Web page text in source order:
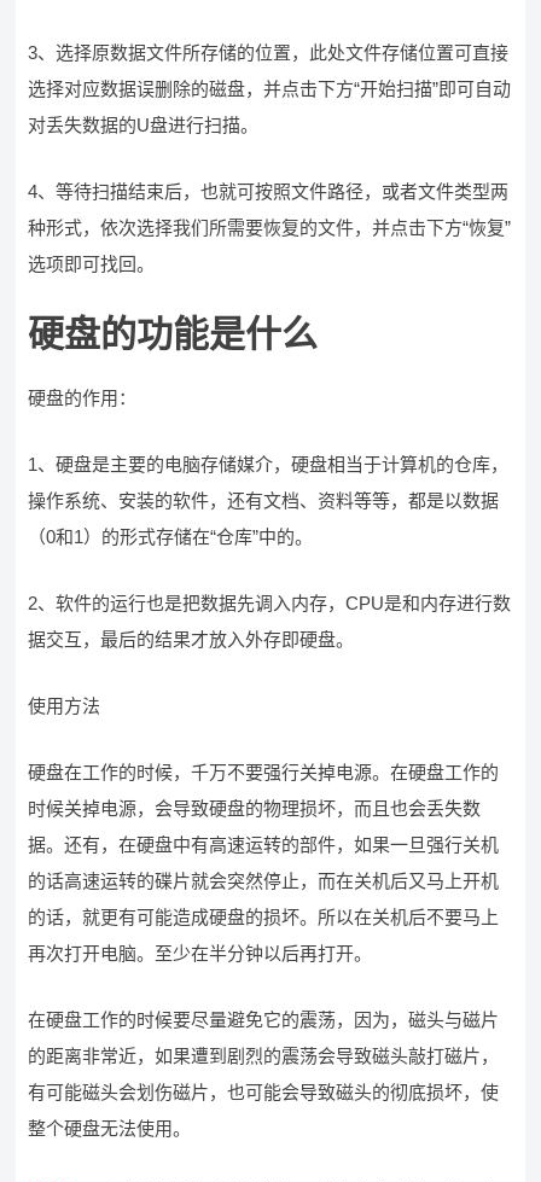
3、选择原数据文件所存储的位置，此处文件存储位置可直接
选择对应数据误删除的磁盘，并点击下方“开始扫描”即可自动
对丢失数据的U盘进行扫描。
4、等待扫描结束后，也就可按照文件路径，或者文件类型两
种形式，依次选择我们所需要恢复的文件，并点击下方“恢复”
选项即可找回。
硬盘的功能是什么
硬盘的作用：
1、硬盘是主要的电脑存储媒介，硬盘相当于计算机的仓库，
操作系统、安装的软件，还有文档、资料等等，都是以数据
（0和1）的形式存储在“仓库”中的。
2、软件的运行也是把数据先调入内存，CPU是和内存进行数
据交互，最后的结果才放入外存即硬盘。
使用方法
硬盘在工作的时候，千万不要强行关掉电源。在硬盘工作的
时候关掉电源，会导致硬盘的物理损坏，而且也会丢失数
据。还有，在硬盘中有高速运转的部件，如果一旦强行关机
的话高速运转的碟片就会突然停止，而在关机后又马上开机
的话，就更有可能造成硬盘的损坏。所以在关机后不要马上
再次打开电脑。至少在半分钟以后再打开。
在硬盘工作的时候要尽量避免它的震荡，因为，磁头与磁片
的距离非常近，如果遭到剧烈的震荡会导致磁头敲打磁片，
有可能磁头会划伤磁片，也可能会导致磁头的彻底损坏，使
整个硬盘无法使用。